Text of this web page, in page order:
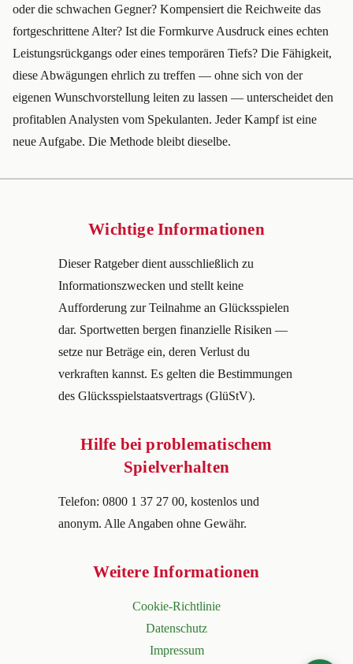
oder die schwachen Gegner? Kompensiert die Reichweite das
fortgeschrittene Alter? Ist die Formkurve Ausdruck eines echten
Leistungsrückgangs oder eines temporären Tiefs? Die Fähigkeit,
diese Abwägungen ehrlich zu treffen — ohne sich von der
eigenen Wunschvorstellung leiten zu lassen — unterscheidet den
profitablen Analysten vom Spekulanten. Jeder Kampf ist eine
neue Aufgabe. Die Methode bleibt dieselbe.
Wichtige Informationen
Dieser Ratgeber dient ausschließlich zu
Informationszwecken und stellt keine
Aufforderung zur Teilnahme an Glücksspielen
dar. Sportwetten bergen finanzielle Risiken —
setze nur Beträge ein, deren Verlust du
verkraften kannst. Es gelten die Bestimmungen
des Glücksspielstaatsvertrags (GlüStV).
Hilfe bei problematischem
Spielverhalten
Telefon: 0800 1 37 27 00, kostenlos und
anonym. Alle Angaben ohne Gewähr.
Weitere Informationen
Cookie-Richtlinie
Datenschutz
Impressum